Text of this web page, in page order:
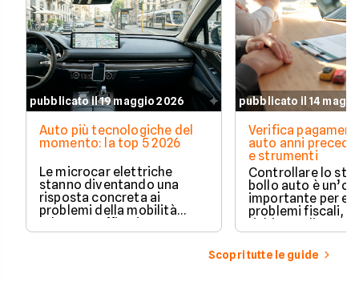
pubblicato il 19 maggio 2026
Auto più tecnologiche del
momento: la top 5 2026
Le microcar elettriche
stanno diventando una
risposta concreta ai
problemi della mobilità
urbana: traffico intenso,
parcheggi limitati e costi di
pubblicato il 14
Verifica
auto anni
e strumenti
Controllare lo
bollo auto è
importante per
problemi fiscali,
richieste di
inattese.
Scopri tutte le guide